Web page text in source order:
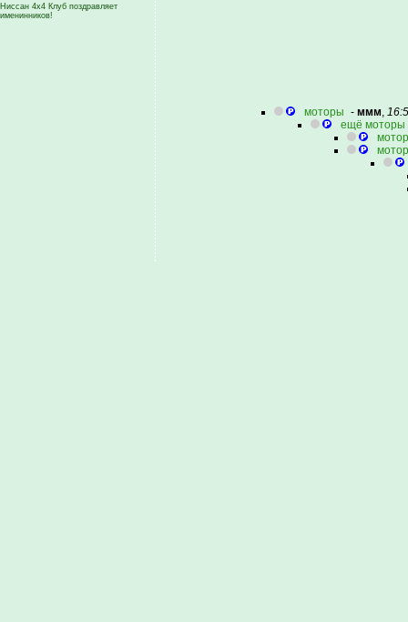
Ниссан 4х4 Клуб поздравляет
именинников!
моторы - ммм,
ещё моторы